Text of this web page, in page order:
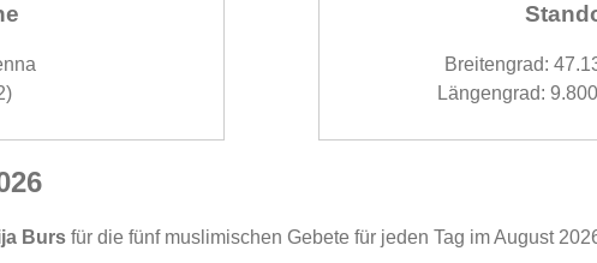
Breitengrad:
Längengrad:
Burs für die fünf muslimischen Gebete für jeden Tag im August